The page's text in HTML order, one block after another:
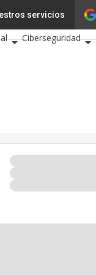
servicios
Ciencia
Ciberseguridad